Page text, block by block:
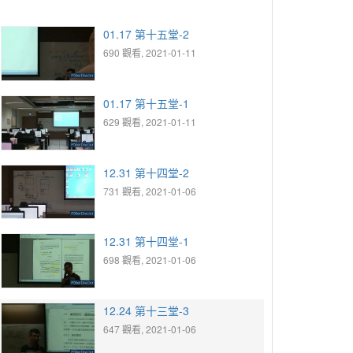
01.17 第十五堂-2
690 觀看, 2021-01-11
01.17 第十五堂-1
629 觀看, 2021-01-11
12.31 第十四堂-2
731 觀看, 2021-01-06
12.31 第十四堂-1
698 觀看, 2021-01-06
12.24 第十三堂-3
647 觀看, 2021-01-06